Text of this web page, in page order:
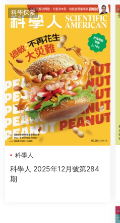
科學探索
科學人
科學人 2025年12月號第284
期